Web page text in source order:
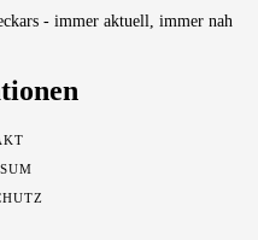
- immer aktuell, immer nah